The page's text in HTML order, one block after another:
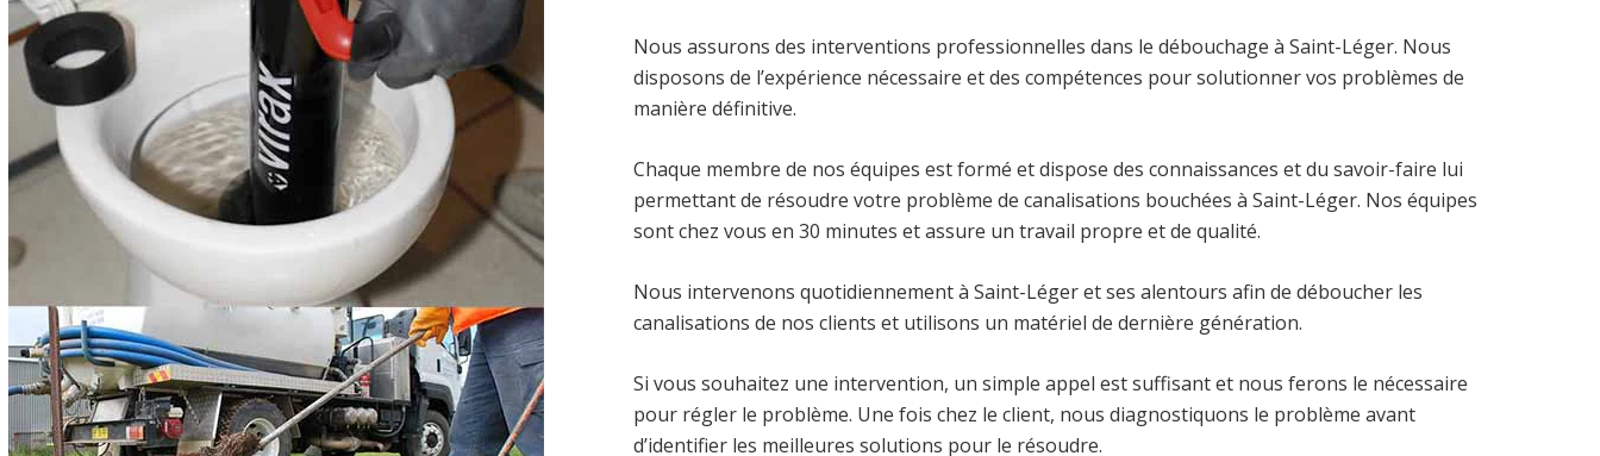
Nous assurons des interventions professionnelles dans le débouchage à Saint-Léger. Nous
disposons de l’expérience nécessaire et des compétences pour solutionner vos problèmes de
manière définitive.
Chaque membre de nos équipes est formé et dispose des connaissances et du savoir-faire lui
permettant de résoudre votre problème de canalisations bouchées à Saint-Léger. Nos équipes
sont chez vous en 30 minutes et assure un travail propre et de qualité.
Nous intervenons quotidiennement à Saint-Léger et ses alentours afin de déboucher les
canalisations de nos clients et utilisons un matériel de dernière génération.
Si vous souhaitez une intervention, un simple appel est suffisant et nous ferons le nécessaire
pour régler le problème. Une fois chez le client, nous diagnostiquons le problème avant
d’identifier les meilleures solutions pour le résoudre.